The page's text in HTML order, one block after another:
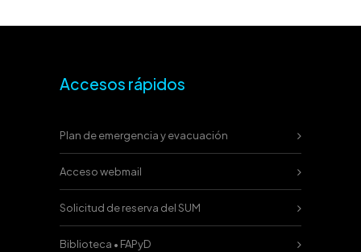
Accesos rápidos
Plan de emergencia y evacuación
Acceso webmail
Solicitud de reserva del SUM
Biblioteca • FAPyD